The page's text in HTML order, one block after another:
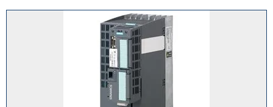
na
podstawie
oceny
klienta